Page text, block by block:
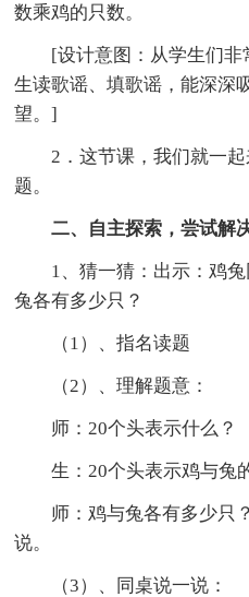
数乘鸡的只数。
[设计意图：从学生们
生读歌谣、填歌谣，能深深
望。]
2．这节课，我们就一
题。
二、自主探索，尝试解
1、猜一猜：出示：鸡
兔各有多少只？
（1）、指名读题
（2）、理解题意：
师：20个头表示什么？
生：20个头表示鸡与兔
师：鸡与兔各有多少只
说。
（3）、同桌说一说：